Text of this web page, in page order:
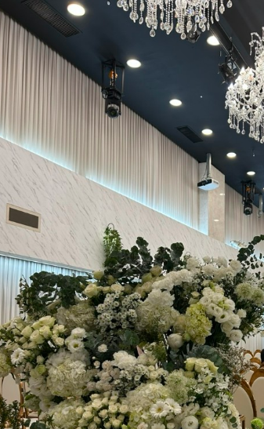
+6
분들이 많아
주변에 위치
아가게 되었
장이 20층이
어떡하나 라
용 엘레베이터
서 그 부분에
더 보기
주원국, 임다
2026-08-03
서울에서 교통이
이 가장 중요한
아니라 지방에서
편이라 KTX나 대
한 위치를 우선
스는 접근성이 정
니다. 주차도